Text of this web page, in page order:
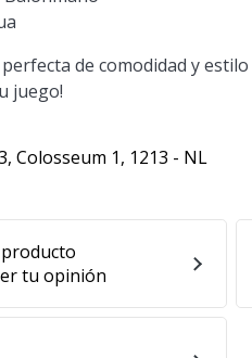
de comodidad y estilo
juego!
Colosseum 1, 1213 - NL
tu opinión